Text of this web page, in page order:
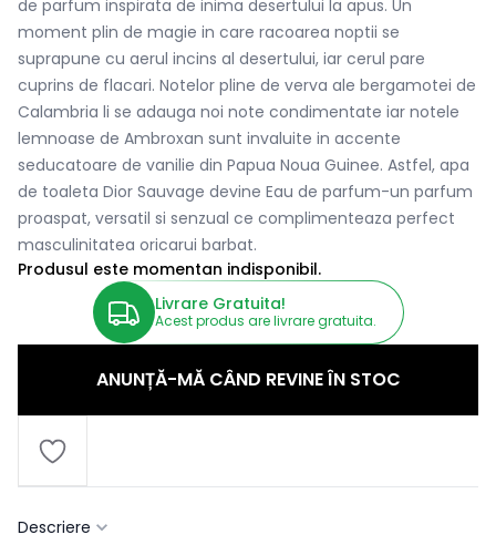
de parfum inspirata de inima desertului la apus. Un
moment plin de magie in care racoarea noptii se
suprapune cu aerul incins al desertului, iar cerul pare
cuprins de flacari. Notelor pline de verva ale bergamotei de
Calambria li se adauga noi note condimentate iar notele
lemnoase de Ambroxan sunt invaluite in accente
seducatoare de vanilie din Papua Noua Guinee. Astfel, apa
de toaleta Dior Sauvage devine Eau de parfum-un parfum
proaspat, versatil si senzual ce complimenteaza perfect
masculinitatea oricarui barbat.
Produsul este momentan indisponibil.
Livrare Gratuita!
Acest produs are livrare gratuita.
ANUNȚĂ-MĂ CÂND REVINE ÎN STOC
Descriere